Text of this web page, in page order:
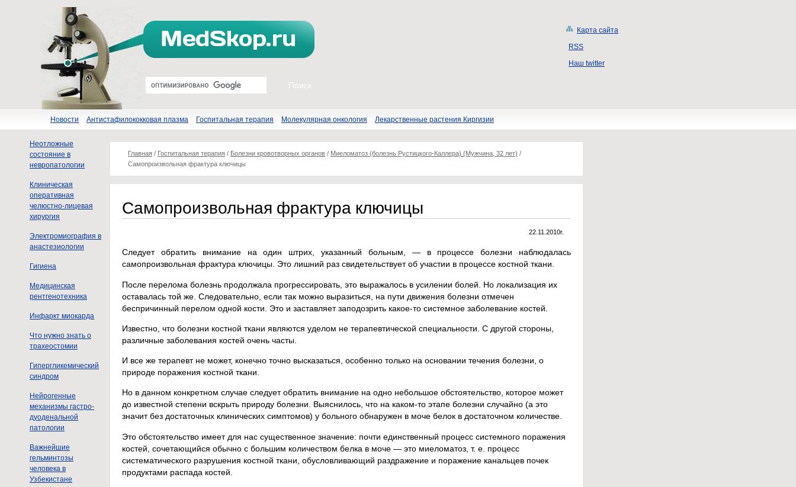
Карта сайта
RSS
Наш twitter
Новости Антистафилококковая плазма Госпитальная терапия Молекулярная онкология Лекарственные растения Киргизии
Неотложные
состояние в
невропатологии
Клиническая
оперативная
челюстно-лицевая
хирургия
Электромиография в
анастезиологии
Гигиена
Медицинская
рентгенотехника
Инфаркт миокарда
Что нужно знать о
трахеостомии
Гипергликемический
синдром
Нейрогенные
механизмы гастро-
дуоденальной
патологии
Важнейшие
гельминтозы
человека в
Узбекистане
Главная / Госпитальная терапия / Болезни кровотворных органов / Миеломатоз (болезнь Рустицкого-Каллера) (Мужчина, 32 лет) /
Самопроизвольная фрактура ключицы
Самопроизвольная фрактура ключицы
22.11.2010г.
Следует обратить внимание на один штрих, указанный больным, — в процессе болезни наблюдалась
самопроизвольная фрактура ключицы. Это лишний раз свидетельствует об участии в процессе костной ткани.
После перелома болезнь продолжала прогрессировать, это выражалось в усилении болей. Но локализация их
оставалась той же. Следовательно, если так можно выразиться, на пути движения болезни отмечен
беспричинный перелом одной кости. Это и заставляет заподозрить какое-то системное заболевание костей.
Известно, что болезни костной ткани являются уделом не терапевтической специальности. С другой стороны,
различные заболевания костей очень часты.
И все же терапевт не может, конечно точно высказаться, особенно только на основании течения болезни, о
природе поражения костной ткани.
Но в данном конкретном случае следует обратить внимание на одно небольшое обстоятельство, которое может
до известной степени вскрыть природу болезни. Выяснилось, что на каком-то этапе болезни случайно (а это
значит без достаточных клинических симптомов) у больного обнаружен в моче белок в достаточном количестве.
Это обстоятельство имеет для нас существенное значение: почти единственный процесс системного поражения
костей, сочетающийся обычно с большим количеством белка в моче — это миеломатоз, т. е. процесс
систематического разрушения костной ткани, обусловливающий раздражение и поражение канальцев почек
продуктами распада костей.